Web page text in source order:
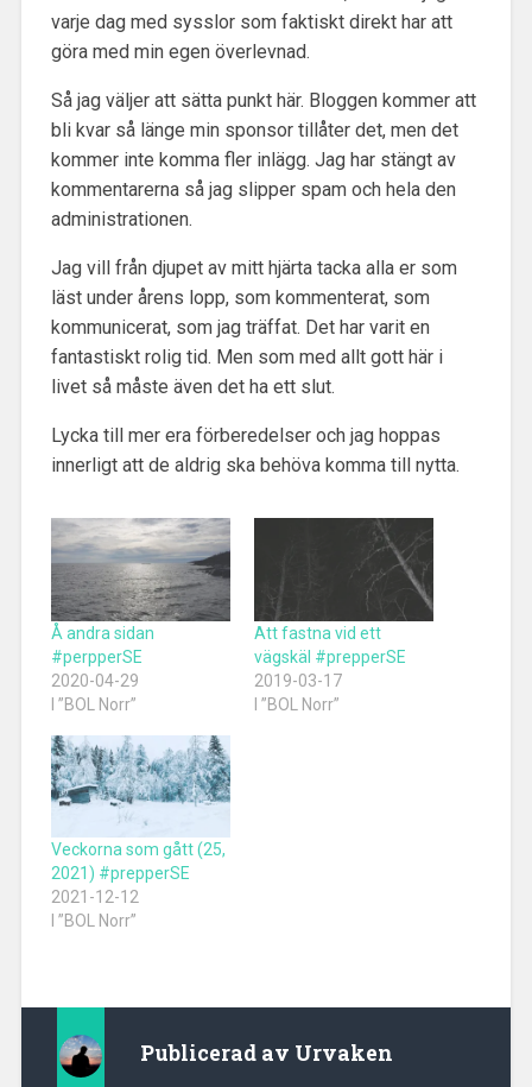
varje dag med sysslor som faktiskt direkt har att
göra med min egen överlevnad.
Så jag väljer att sätta punkt här. Bloggen kommer att
bli kvar så länge min sponsor tillåter det, men det
kommer inte komma fler inlägg. Jag har stängt av
kommentarerna så jag slipper spam och hela den
administrationen.
Jag vill från djupet av mitt hjärta tacka alla er som
läst under årens lopp, som kommenterat, som
kommunicerat, som jag träffat. Det har varit en
fantastiskt rolig tid. Men som med allt gott här i
livet så måste även det ha ett slut.
Lycka till mer era förberedelser och jag hoppas
innerligt att de aldrig ska behöva komma till nytta.
Å andra sidan
#perpperSE
2020-04-29
I ”BOL Norr”
Att fastna vid ett
vägskäl #prepperSE
2019-03-17
I ”BOL Norr”
Veckorna som gått (25,
2021) #prepperSE
2021-12-12
I ”BOL Norr”
Publicerad av Urvaken